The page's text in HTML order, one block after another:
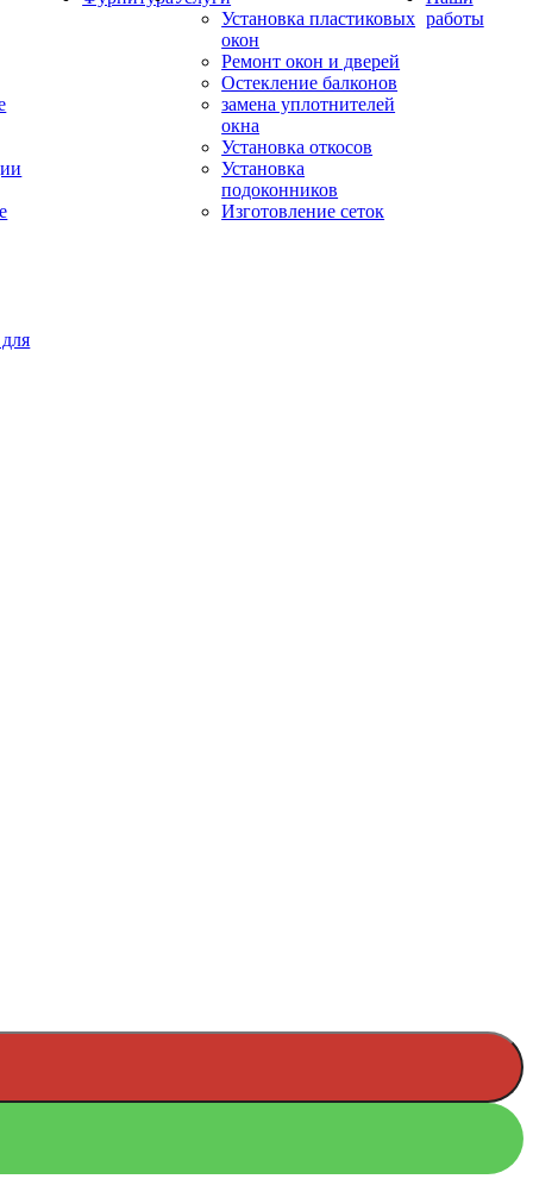
Установка пластиковых
окон
Ремонт окон и дверей
Остекление балконов
замена уплотнителей
окна
Установка откосов
Установка
подоконников
Изготовление сеток
работы